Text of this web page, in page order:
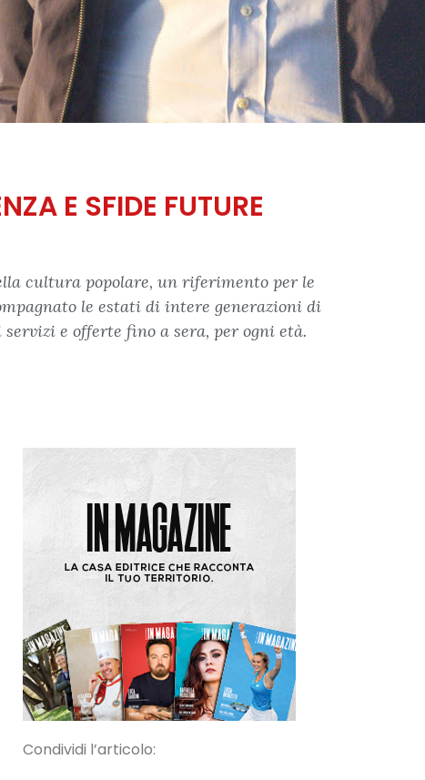
E SFIDE FUTURE
cultura popolare, un riferimento per le
le estati di intere generazioni di
e offerte fino a sera, per ogni età.
Condividi l’articolo: